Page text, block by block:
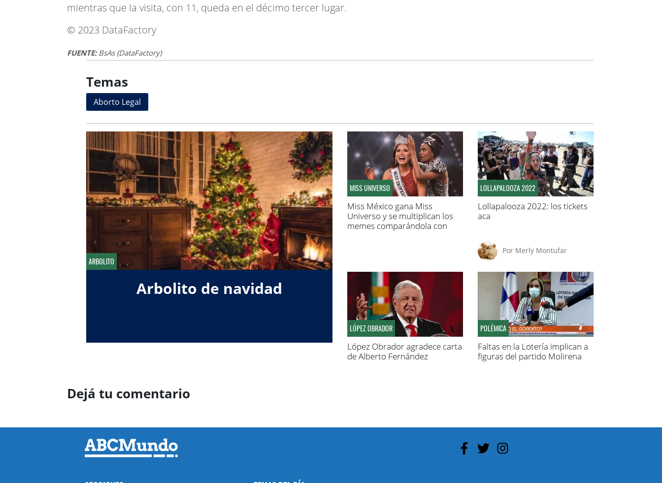
mientras que la visita, con 11, queda en el décimo tercer lugar.
© 2023 DataFactory
FUENTE:BsAs (DataFactory)
Temas
Aborto Legal
ARBOLITO
Arbolito de navidad
MISS UNIVERSO
Miss México gana Miss
Universo y se multiplican los
memes comparándola con
LOLLAPALOOZA 2022
Lollapalooza 2022: los tickets
aca
Por Merly Montufar
LÓPEZ OBRADOR
López Obrador agradece carta
de Alberto Fernández
POLÉMICA
Faltas en la Lotería implican a
figuras del partido Molirena
Dejá tu comentario